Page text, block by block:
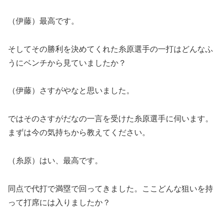
（伊藤）最高です。
そしてその勝利を決めてくれた糸原選手の一打はどんなふ
うにベンチから見ていましたか？
（伊藤）さすがやなと思いました。
ではそのさすがだなの一言を受けた糸原選手に伺います。
まずは今の気持ちから教えてください。
（糸原）はい、最高です。
同点で代打で満塁で回ってきました。ここどんな狙いを持
って打席には入りましたか？